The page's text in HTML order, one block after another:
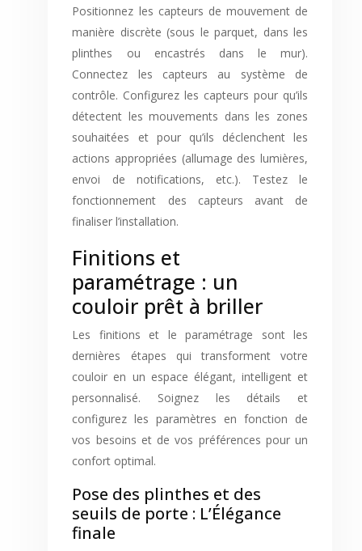
Positionnez les capteurs de mouvement de
manière discrète (sous le parquet, dans les
plinthes ou encastrés dans le mur).
Connectez les capteurs au système de
contrôle. Configurez les capteurs pour qu’ils
détectent les mouvements dans les zones
souhaitées et pour qu’ils déclenchent les
actions appropriées (allumage des lumières,
envoi de notifications, etc.). Testez le
fonctionnement des capteurs avant de
finaliser l’installation.
Finitions et
paramétrage : un
couloir prêt à briller
Les finitions et le paramétrage sont les
dernières étapes qui transforment votre
couloir en un espace élégant, intelligent et
personnalisé. Soignez les détails et
configurez les paramètres en fonction de
vos besoins et de vos préférences pour un
confort optimal.
Pose des plinthes et des
seuils de porte : L’Élégance
finale